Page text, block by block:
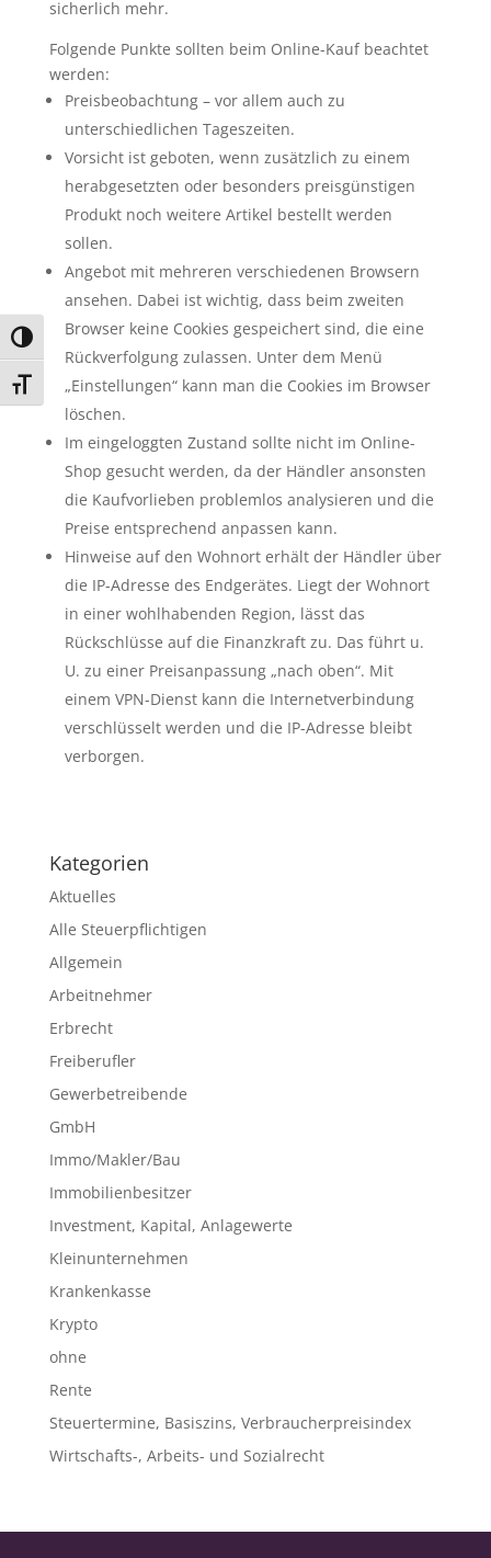
Umschalten auf hohe Kontraste
Schrift vergrößern
sicherlich mehr.
Folgende Punkte sollten beim Online-Kauf beachtet
werden:
Preisbeobachtung – vor allem auch zu
unterschiedlichen Tageszeiten.
Vorsicht ist geboten, wenn zusätzlich zu einem
herabgesetzten oder besonders preisgünstigen
Produkt noch weitere Artikel bestellt werden
sollen.
Angebot mit mehreren verschiedenen Browsern
ansehen. Dabei ist wichtig, dass beim zweiten
Browser keine Cookies gespeichert sind, die eine
Rückverfolgung zulassen. Unter dem Menü
„Einstellungen“ kann man die Cookies im Browser
löschen.
Im eingeloggten Zustand sollte nicht im Online-
Shop gesucht werden, da der Händler ansonsten
die Kaufvorlieben problemlos analysieren und die
Preise entsprechend anpassen kann.
Hinweise auf den Wohnort erhält der Händler über
die IP-Adresse des Endgerätes. Liegt der Wohnort
in einer wohlhabenden Region, lässt das
Rückschlüsse auf die Finanzkraft zu. Das führt u.
U. zu einer Preisanpassung „nach oben“. Mit
einem VPN-Dienst kann die Internetverbindung
verschlüsselt werden und die IP-Adresse bleibt
verborgen.
Kategorien
Aktuelles
Alle Steuerpflichtigen
Allgemein
Arbeitnehmer
Erbrecht
Freiberufler
Gewerbetreibende
GmbH
Immo/Makler/Bau
Immobilienbesitzer
Investment, Kapital, Anlagewerte
Kleinunternehmen
Krankenkasse
Krypto
ohne
Rente
Steuertermine, Basiszins, Verbraucherpreisindex
Wirtschafts-, Arbeits- und Sozialrecht